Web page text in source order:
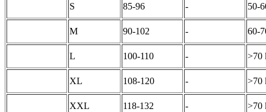
S 85-96 - 50-
M 90-102 - 60-
L 100-110 - >70
XL 108-120 - >70
XXL 118-132 - >70